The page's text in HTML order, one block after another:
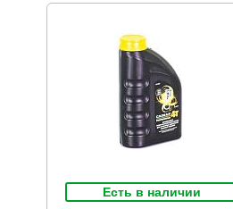
Есть в наличии